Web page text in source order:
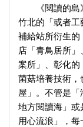
《閱讀的島
竹北的「或者
補給站所衍生
店「青鳥居所
案所」、彰化
菌菇培養技術
屋」。不管是
地方閱讀海」或
用心流浪」，